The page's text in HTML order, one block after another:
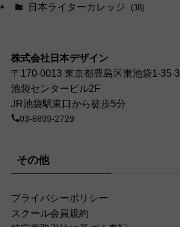
日本ライターカレッジ (38)
株式会社日本デザイン
〒170-0013 東京都豊島区東池袋1-35-3
池袋センタービル2F
JR池袋駅東口から徒歩5分
03-6899-2729
その他
プライバシーポリシー
スクール会員規約